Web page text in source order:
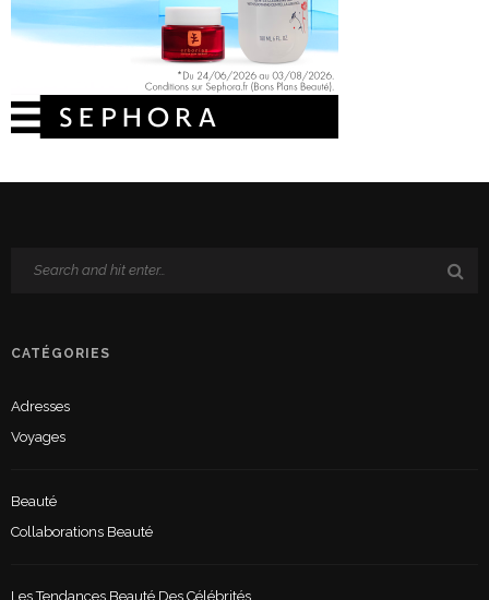
CATÉGORIES
Adresses
Voyages
Beauté
Collaborations Beauté
Les Tendances Beauté Des Célébrités